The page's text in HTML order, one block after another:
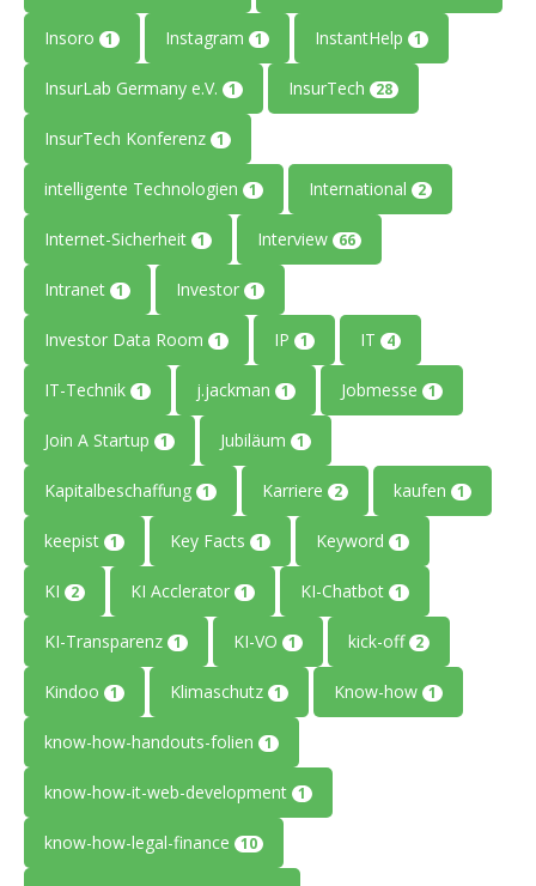
Insoro 1 Instagram 1 InstantHelp 1
InsurLab Germany e.V. 1 InsurTech 28
InsurTech Konferenz 1
intelligente Technologien 1 International 2
Internet-Sicherheit 1 Interview 66
Intranet 1 Investor 1
Investor Data Room 1 IP 1 IT 4
IT-Technik 1 j.jackman 1 Jobmesse 1
Join A Startup 1 Jubiläum 1
Kapitalbeschaffung 1 Karriere 2 kaufen 1
keepist 1 Key Facts 1 Keyword 1
KI 2 KI Acclerator 1 KI-Chatbot 1
KI-Transparenz 1 KI-VO 1 kick-off 2
Kindoo 1 Klimaschutz 1 Know-how 1
know-how-handouts-folien 1
know-how-it-web-development 1
know-how-legal-finance 10